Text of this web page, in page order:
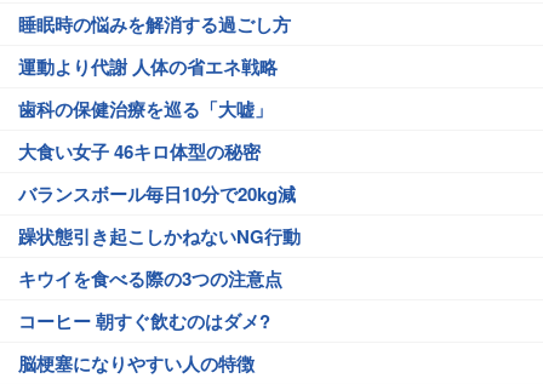
睡眠時の悩みを解消する過ごし方
運動より代謝 人体の省エネ戦略
歯科の保健治療を巡る「大嘘」
大食い女子 46キロ体型の秘密
バランスボール毎日10分で20kg減
躁状態引き起こしかねないNG行動
キウイを食べる際の3つの注意点
コーヒー 朝すぐ飲むのはダメ?
脳梗塞になりやすい人の特徴